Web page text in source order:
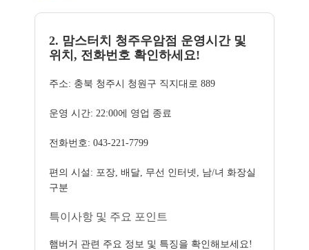
2. 맘스터치 청주우암점 운영시간 및
위치, 전화번호 확인하세요!
주소: 충북 청주시 청원구 직지대로 889
운영 시간: 22:00에 영업 종료
전화번호: 043-221-7799
편의 시설: 포장, 배달, 무선 인터넷, 남/녀 화장실
구분
특이사항 및 주요 포인트
햄버거 관련 주요 정보 및 특징을 확인해보세요!